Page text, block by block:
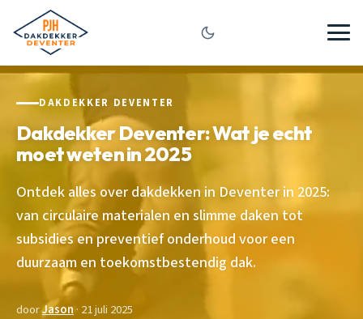
DAKDEKKER DEVENTER
Dakdekker Deventer: Wat je echt
moet weten in 2025
Ontdek alles over dakdekken in Deventer in 2025:
van circulaire materialen en slimme daken tot
subsidies en preventief onderhoud voor een
duurzaam en toekomstbestendig dak.
doorJason· 21 juli 2025